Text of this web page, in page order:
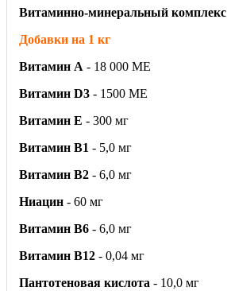
Витаминно-минеральный комплекс
Добавки на 1 кг
Витамин A - 18 000 ME
Витамин D3 - 1500 ME
Витамин E - 300 мг
Витамин B1 - 5,0 мг
Витамин B2 - 6,0 мг
Ниацин - 60 мг
Витамин В6 - 6,0 мг
Витамин В12 - 0,04 мг
Пантотеновая кислота - 10,0 мг